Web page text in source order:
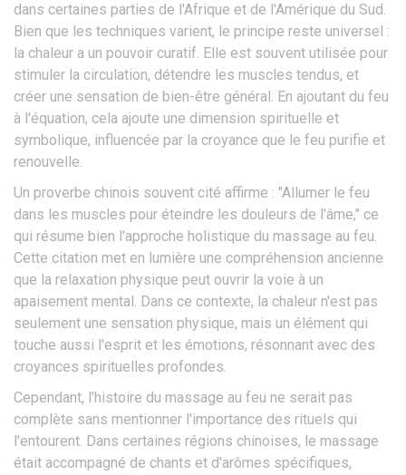
dans certaines parties de l'Afrique et de l'Amérique du Sud.
Bien que les techniques varient, le principe reste universel :
la chaleur a un pouvoir curatif. Elle est souvent utilisée pour
stimuler la circulation, détendre les muscles tendus, et
créer une sensation de bien-être général. En ajoutant du feu
à l'équation, cela ajoute une dimension spirituelle et
symbolique, influencée par la croyance que le feu purifie et
renouvelle.
Un proverbe chinois souvent cité affirme : "Allumer le feu
dans les muscles pour éteindre les douleurs de l'âme," ce
qui résume bien l'approche holistique du massage au feu.
Cette citation met en lumière une compréhension ancienne
que la relaxation physique peut ouvrir la voie à un
apaisement mental. Dans ce contexte, la chaleur n'est pas
seulement une sensation physique, mais un élément qui
touche aussi l'esprit et les émotions, résonnant avec des
croyances spirituelles profondes.
Cependant, l'histoire du massage au feu ne serait pas
complète sans mentionner l'importance des rituels qui
l'entourent. Dans certaines régions chinoises, le massage
était accompagné de chants et d'arômes spécifiques,